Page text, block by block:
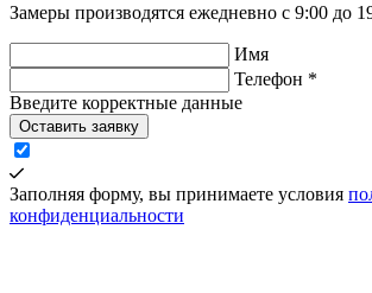
Замеры производятся ежедневно с 9:00 до
Имя
Телефон *
Введите корректные данные
Оставить заявку
Заполняя форму, вы принимаете условия
конфиденциальности